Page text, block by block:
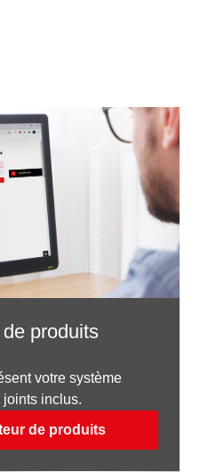
produits
votre système
inclus.
de produits